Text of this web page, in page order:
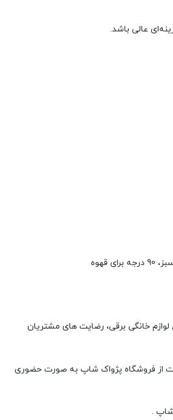
لوازم خانگی برقی، رضایت های مشتریان
از فروشگاه پژواک شاپ به صورت حضوری
شاپ .